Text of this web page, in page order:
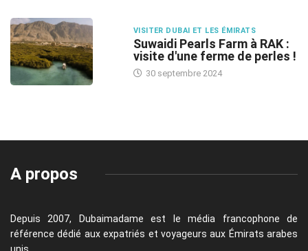
VISITER DUBAI ET LES ÉMIRATS
Suwaidi Pearls Farm à RAK :
visite d'une ferme de perles !
30 septembre 2024
A propos
Depuis 2007, Dubaimadame est le média francophone de
référence dédié aux expatriés et voyageurs aux Émirats arabes